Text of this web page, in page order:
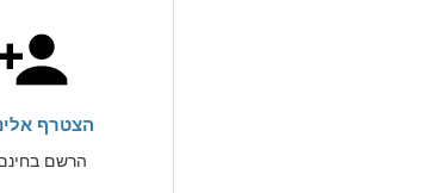
הצטרף
הרשם